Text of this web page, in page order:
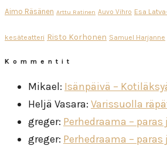
Aimo Räsänen Arttu Ratinen Auvo Vihro Esa
kesäteatteri Risto Korhonen Samuel Harjanne
Kommentit
Mikael: Isänpäivä –
Heljä Vasara: Varissuolla
greger: Perhedraama – paras
greger: Perhedraama – paras